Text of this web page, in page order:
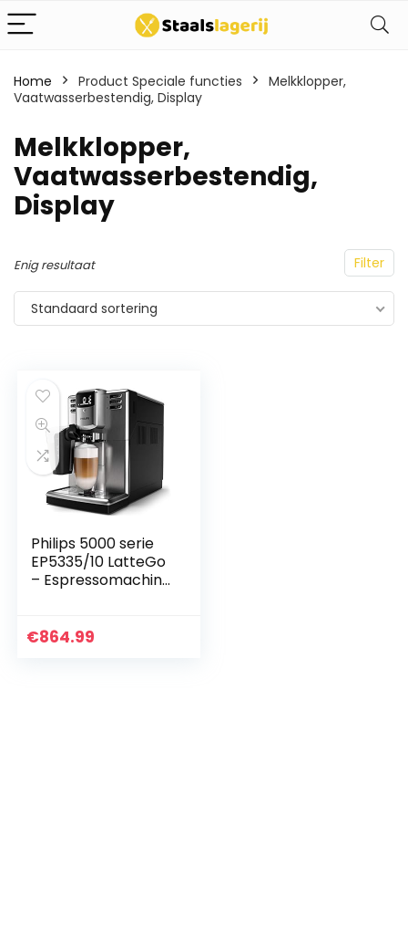
Home Product Speciale functies
Melkklopper,
Vaatwasserbestendig, Display
Melkklopper,
Vaatwasserbestendig,
Display
Filter
Enig resultaat
Standaard sortering
Philips 5000 serie
EP5335/10 LatteGo
– Espressomachine
€864.99